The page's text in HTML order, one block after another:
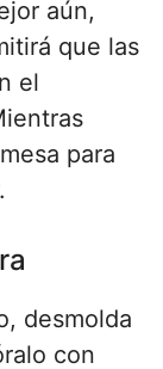
aún,
que las
el
para
desmolda
con